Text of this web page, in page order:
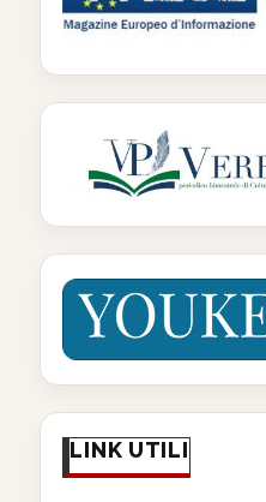
LINK UTILI